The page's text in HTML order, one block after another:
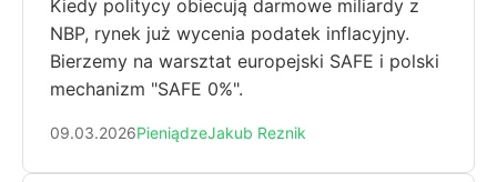
Kiedy politycy obiecują darmowe miliardy z
NBP, rynek już wycenia podatek inflacyjny.
Bierzemy na warsztat europejski SAFE i polski
mechanizm "SAFE 0%".
09.03.2026PieniądzeJakub Reznik